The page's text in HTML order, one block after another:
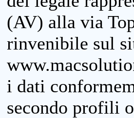
(AV) alla via
rinvenibile sul
i dati
secondo profili